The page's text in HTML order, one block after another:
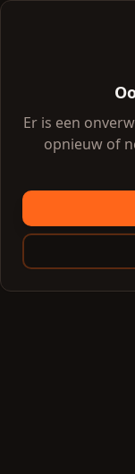
Er is een
opnieuw of